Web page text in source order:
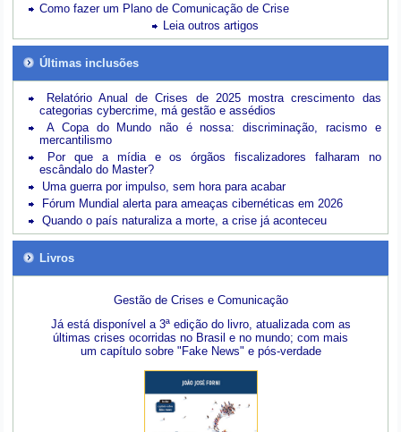
Como fazer um Plano de Comunicação de Crise
Leia outros artigos
Últimas inclusões
Relatório Anual de Crises de 2025 mostra crescimento das
categorias cybercrime, má gestão e assédios
A Copa do Mundo não é nossa: discriminação, racismo e
mercantilismo
Por que a mídia e os órgãos fiscalizadores falharam no
escândalo do Master?
Uma guerra por impulso, sem hora para acabar
Fórum Mundial alerta para ameaças cibernéticas em 2026
Quando o país naturaliza a morte, a crise já aconteceu
Livros
Gestão de Crises e Comunicação
Já está disponível a 3ª edição do livro, atualizada com as
últimas crises ocorridas no Brasil e no mundo; com mais
um capítulo sobre "Fake News" e pós-verdade